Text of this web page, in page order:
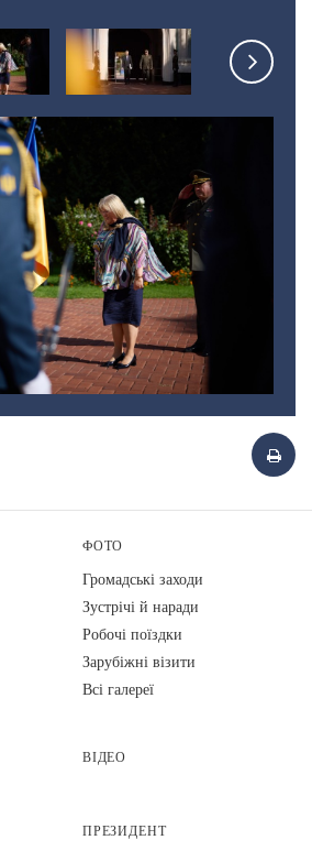
ФОТО
Громадські заходи
Зустрічі й наради
Робочі поїздки
Зарубіжні візити
Всі галереї
ВІДЕО
ПРЕЗИДЕНТ